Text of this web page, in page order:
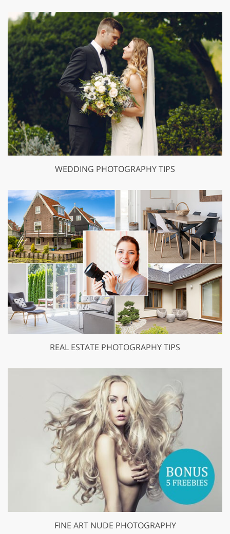
WEDDING PHOTOGRAPHY TIPS
REAL ESTATE PHOTOGRAPHY TIPS
FINE ART NUDE PHOTOGRAPHY